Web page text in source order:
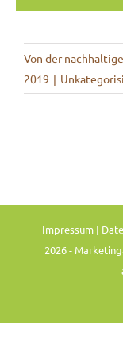
Von der
2019 |
Impressum|
2026 -